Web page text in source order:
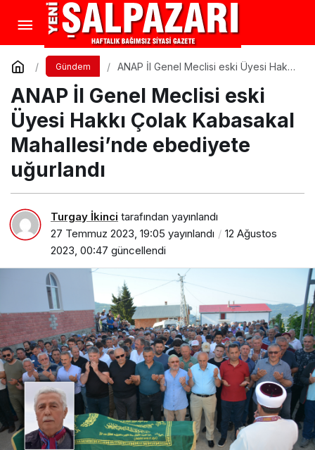
Gündem
ANAP İl Genel Meclisi eski Üyesi Hakkı
ebediyete uğurlandı
ANAP İl Genel Meclisi eski
Üyesi Hakkı Çolak Kabasakal
Mahallesi’nde ebediyete
uğurlandı
Turgay İkinci tarafından yayınlandı
27 Temmuz 2023, 19:05 yayınlandı
12 Ağustos
2023, 00:47 güncellendi